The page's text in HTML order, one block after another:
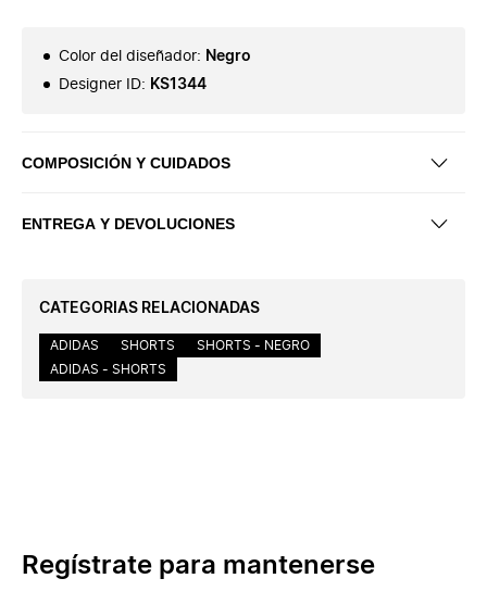
Color del diseñador: Negro
Designer ID: KS1344
COMPOSICIÓN Y CUIDADOS
ENTREGA Y DEVOLUCIONES
CATEGORIAS RELACIONADAS
ADIDAS SHORTS
SHORTS - NEGRO
ADIDAS - SHORTS
Regístrate para mantenerse